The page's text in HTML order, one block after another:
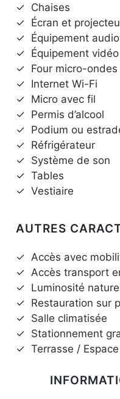
✓ Chaises
✓ Écran et
✓ Équipement
✓ Équipement vidéo
✓ Four micro-ondes
✓ Internet Wi-Fi
✓ Micro avec fil
✓ Permis d’alcool
✓ Podium ou
✓ Réfrigérateur
✓ Système de son
✓ Tables
✓ Vestiaire
AUTRES
✓ Accès avec
✓ Accès transport
✓ Luminosité
✓ Restauration sur
✓ Salle climatisée
✓ Stationnement
✓ Terrasse /